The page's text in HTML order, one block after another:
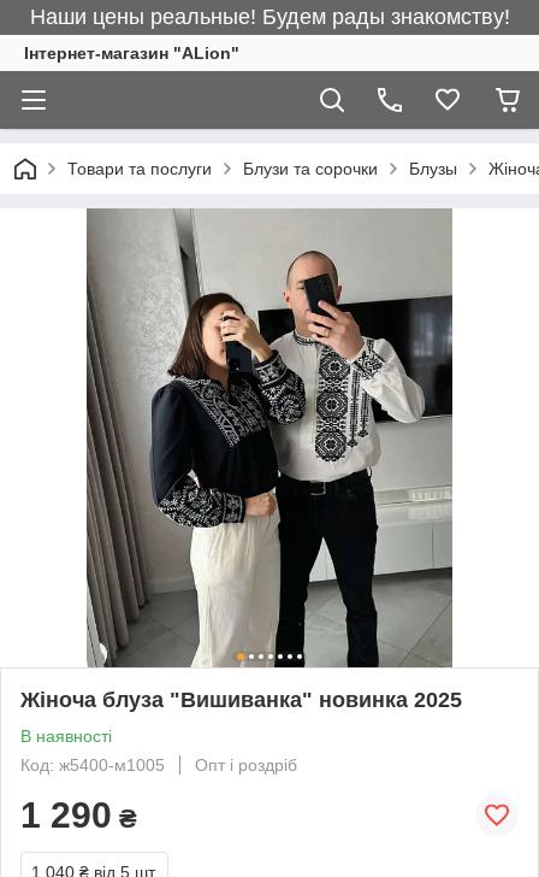
Наши цены реальные! Будем рады знакомству!
Інтернет-магазин "ALіon"
Товари та послуги Блузи та сорочки Блузы
Жіноча блуза "Вишиванка" новинка 2025
В наявності
Код: ж5400-м1005
Опт і роздріб
1 290 ₴
1 040 ₴ від 5 шт.